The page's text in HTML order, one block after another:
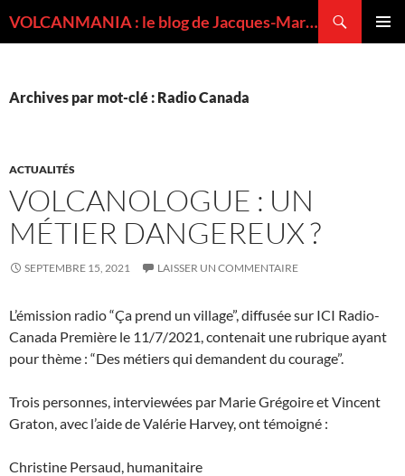
VOLCANMANIA : le blog de Jacques-Marie BARDINTZEFF, volcanologue
Archives par mot-clé : Radio Canada
ACTUALITÉS
VOLCANOLOGUE : UN
MÉTIER DANGEREUX ?
SEPTEMBRE 15, 2021 LAISSER UN COMMENTAIRE
L’émission radio “Ça prend un village”, diffusée sur ICI Radio-
Canada Première le 11/7/2021, contenait une rubrique ayant
pour thème : “Des métiers qui demandent du courage”.
Trois personnes, interviewées par Marie Grégoire et Vincent
Graton, avec l’aide de Valérie Harvey, ont témoigné :
Christine Persaud, humanitaire